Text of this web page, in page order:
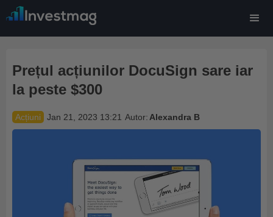
Prețul acțiunilor DocuSign sare iar
la peste $300
Acțiuni Jan 21, 2023 13:21 Autor: Alexandra B